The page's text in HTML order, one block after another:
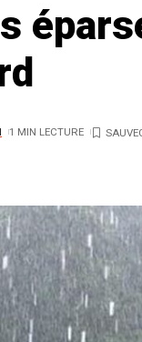
1 MIN LECTURE